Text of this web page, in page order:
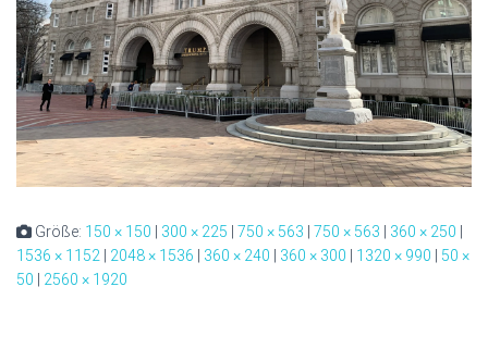
Größe: 150 × 150 | 300 × 225 | 750 × 563 | 750 × 563 | 360 × 250 |
1536 × 1152 | 2048 × 1536 | 360 × 240 | 360 × 300 | 1320 × 990 | 50 ×
50 | 2560 × 1920